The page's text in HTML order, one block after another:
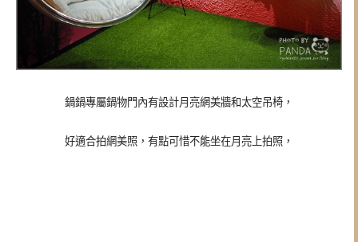
鍋鍋專屬鍋物門內有設計月亮網美牆和太空吊椅，
好適合拍網美照，有點可惜不能坐在月亮上拍照，